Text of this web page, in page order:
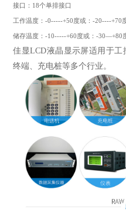
接口：18个单排接口
工作温度：-0-----+50度或：-20----+70
储存温度：-10-----+60度或：-30—+80
佳显LCD液晶显示屏适用于
终端、充电桩等多个行业。